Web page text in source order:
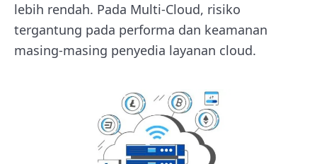
lebih rendah. Pada Multi-Cloud, risiko
tergantung pada performa dan keamanan
masing-masing penyedia layanan cloud.